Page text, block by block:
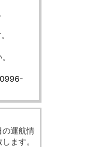
の運航情
ます。